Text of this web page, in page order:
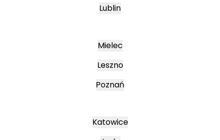
Lublin
Mielec
Leszno
Poznań
Katowice